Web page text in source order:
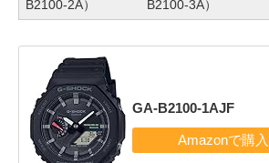
B2100-2A） B2100-3A）
GA-B2100-1AJF